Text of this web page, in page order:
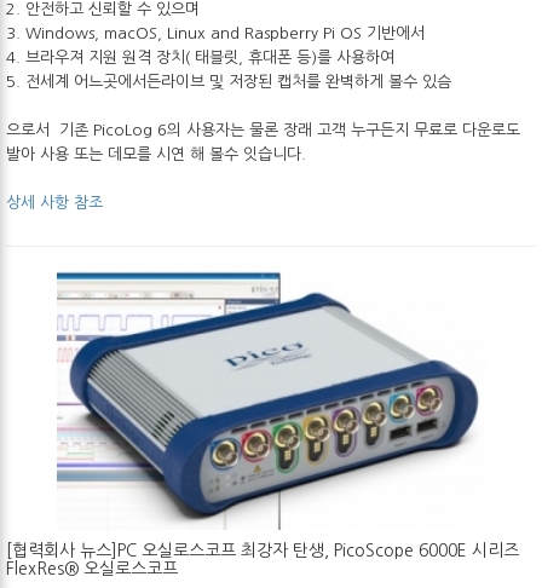
2. 안전하고 신뢰할 수 있으며
3. Windows, macOS, Linux and Raspberry Pi OS 기반에서
4. 브라우져 지원 원격 장치( 태블릿, 휴대폰 등)를 사용하여
5. 전세계 어느곳에서든라이브 및 저장된 캡처를 완벽하게 볼수 있슴
으로서 기존 PicoLog 6의 사용자는 물론 장래 고객 누구든지 무료로 다운로도
발아 사용 또는 데모를 시연 해 볼수 잇습니다.
상세 사항 참조
[협력회사 뉴스]PC 오실로스코프 최강자 탄생, PicoScope 6000E 시리즈
FlexRes® 오실로스코프